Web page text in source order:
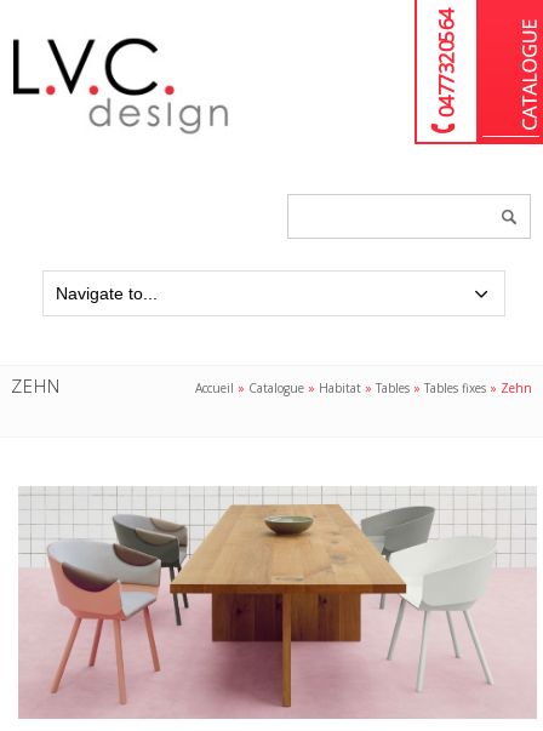
04 77 32 05 64
ZEHN Accueil » Catalogue » Habitat »Tables »Tables fixes » Zehn